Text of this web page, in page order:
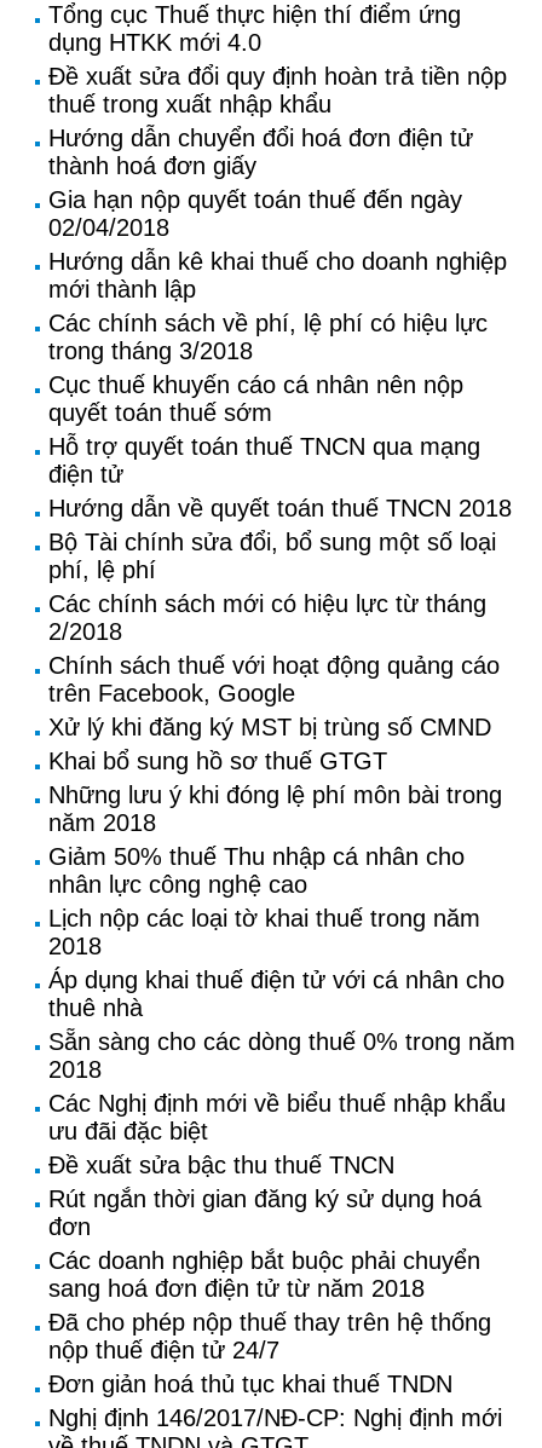
Tổng cục Thuế thực hiện thí điểm ứng
dụng HTKK mới 4.0
Đề xuất sửa đổi quy định hoàn trả tiền nộp
thuế trong xuất nhập khẩu
Hướng dẫn chuyển đổi hoá đơn điện tử
thành hoá đơn giấy
Gia hạn nộp quyết toán thuế đến ngày
02/04/2018
Hướng dẫn kê khai thuế cho doanh nghiệp
mới thành lập
Các chính sách về phí, lệ phí có hiệu lực
trong tháng 3/2018
Cục thuế khuyến cáo cá nhân nên nộp
quyết toán thuế sớm
Hỗ trợ quyết toán thuế TNCN qua mạng
điện tử
Hướng dẫn về quyết toán thuế TNCN 2018
Bộ Tài chính sửa đổi, bổ sung một số loại
phí, lệ phí
Các chính sách mới có hiệu lực từ tháng
2/2018
Chính sách thuế với hoạt động quảng cáo
trên Facebook, Google
Xử lý khi đăng ký MST bị trùng số CMND
Khai bổ sung hồ sơ thuế GTGT
Những lưu ý khi đóng lệ phí môn bài trong
năm 2018
Giảm 50% thuế Thu nhập cá nhân cho
nhân lực công nghệ cao
Lịch nộp các loại tờ khai thuế trong năm
2018
Áp dụng khai thuế điện tử với cá nhân cho
thuê nhà
Sẵn sàng cho các dòng thuế 0% trong năm
2018
Các Nghị định mới về biểu thuế nhập khẩu
ưu đãi đặc biệt
Đề xuất sửa bậc thu thuế TNCN
Rút ngắn thời gian đăng ký sử dụng hoá
đơn
Các doanh nghiệp bắt buộc phải chuyển
sang hoá đơn điện tử từ năm 2018
Đã cho phép nộp thuế thay trên hệ thống
nộp thuế điện tử 24/7
Đơn giản hoá thủ tục khai thuế TNDN
Nghị định 146/2017/NĐ-CP: Nghị định mới